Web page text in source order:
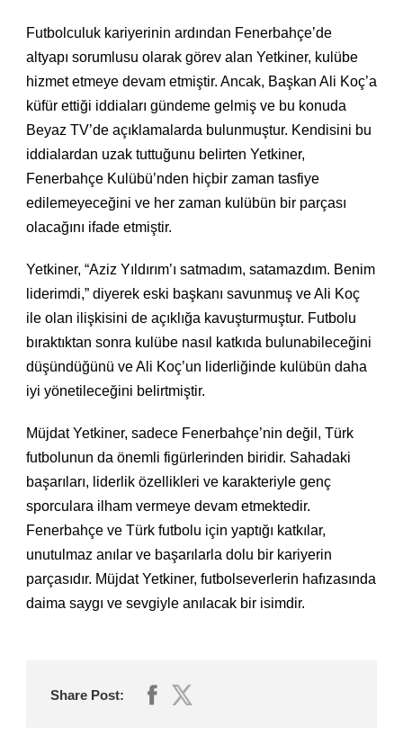
Futbolculuk kariyerinin ardından Fenerbahçe’de
altyapı sorumlusu olarak görev alan Yetkiner, kulübe
hizmet etmeye devam etmiştir. Ancak, Başkan Ali Koç’a
küfür ettiği iddiaları gündeme gelmiş ve bu konuda
Beyaz TV’de açıklamalarda bulunmuştur. Kendisini bu
iddialardan uzak tuttuğunu belirten Yetkiner,
Fenerbahçe Kulübü’nden hiçbir zaman tasfiye
edilemeyeceğini ve her zaman kulübün bir parçası
olacağını ifade etmiştir.
Yetkiner, “Aziz Yıldırım’ı satmadım, satamazdım. Benim
liderimdi,” diyerek eski başkanı savunmuş ve Ali Koç
ile olan ilişkisini de açıklığa kavuşturmuştur. Futbolu
bıraktıktan sonra kulübe nasıl katkıda bulunabileceğini
düşündüğünü ve Ali Koç’un liderliğinde kulübün daha
iyi yönetileceğini belirtmiştir.
Müjdat Yetkiner, sadece Fenerbahçe’nin değil, Türk
futbolunun da önemli figürlerinden biridir. Sahadaki
başarıları, liderlik özellikleri ve karakteriyle genç
sporculara ilham vermeye devam etmektedir.
Fenerbahçe ve Türk futbolu için yaptığı katkılar,
unutulmaz anılar ve başarılarla dolu bir kariyerin
parçasıdır. Müjdat Yetkiner, futbolseverlerin hafızasında
daima saygı ve sevgiyle anılacak bir isimdir.
Share Post: